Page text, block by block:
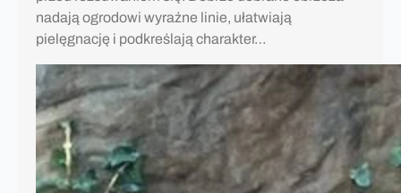
nadają ogrodowi wyraźne linie, ułatwiają
pielęgnację i podkreślają charakter…